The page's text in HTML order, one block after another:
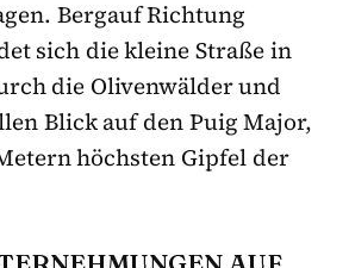
Bergauf Richtung
sich die kleine Straße in
die Olivenwälder und
Blick auf den Puig Major,
höchsten Gipfel der